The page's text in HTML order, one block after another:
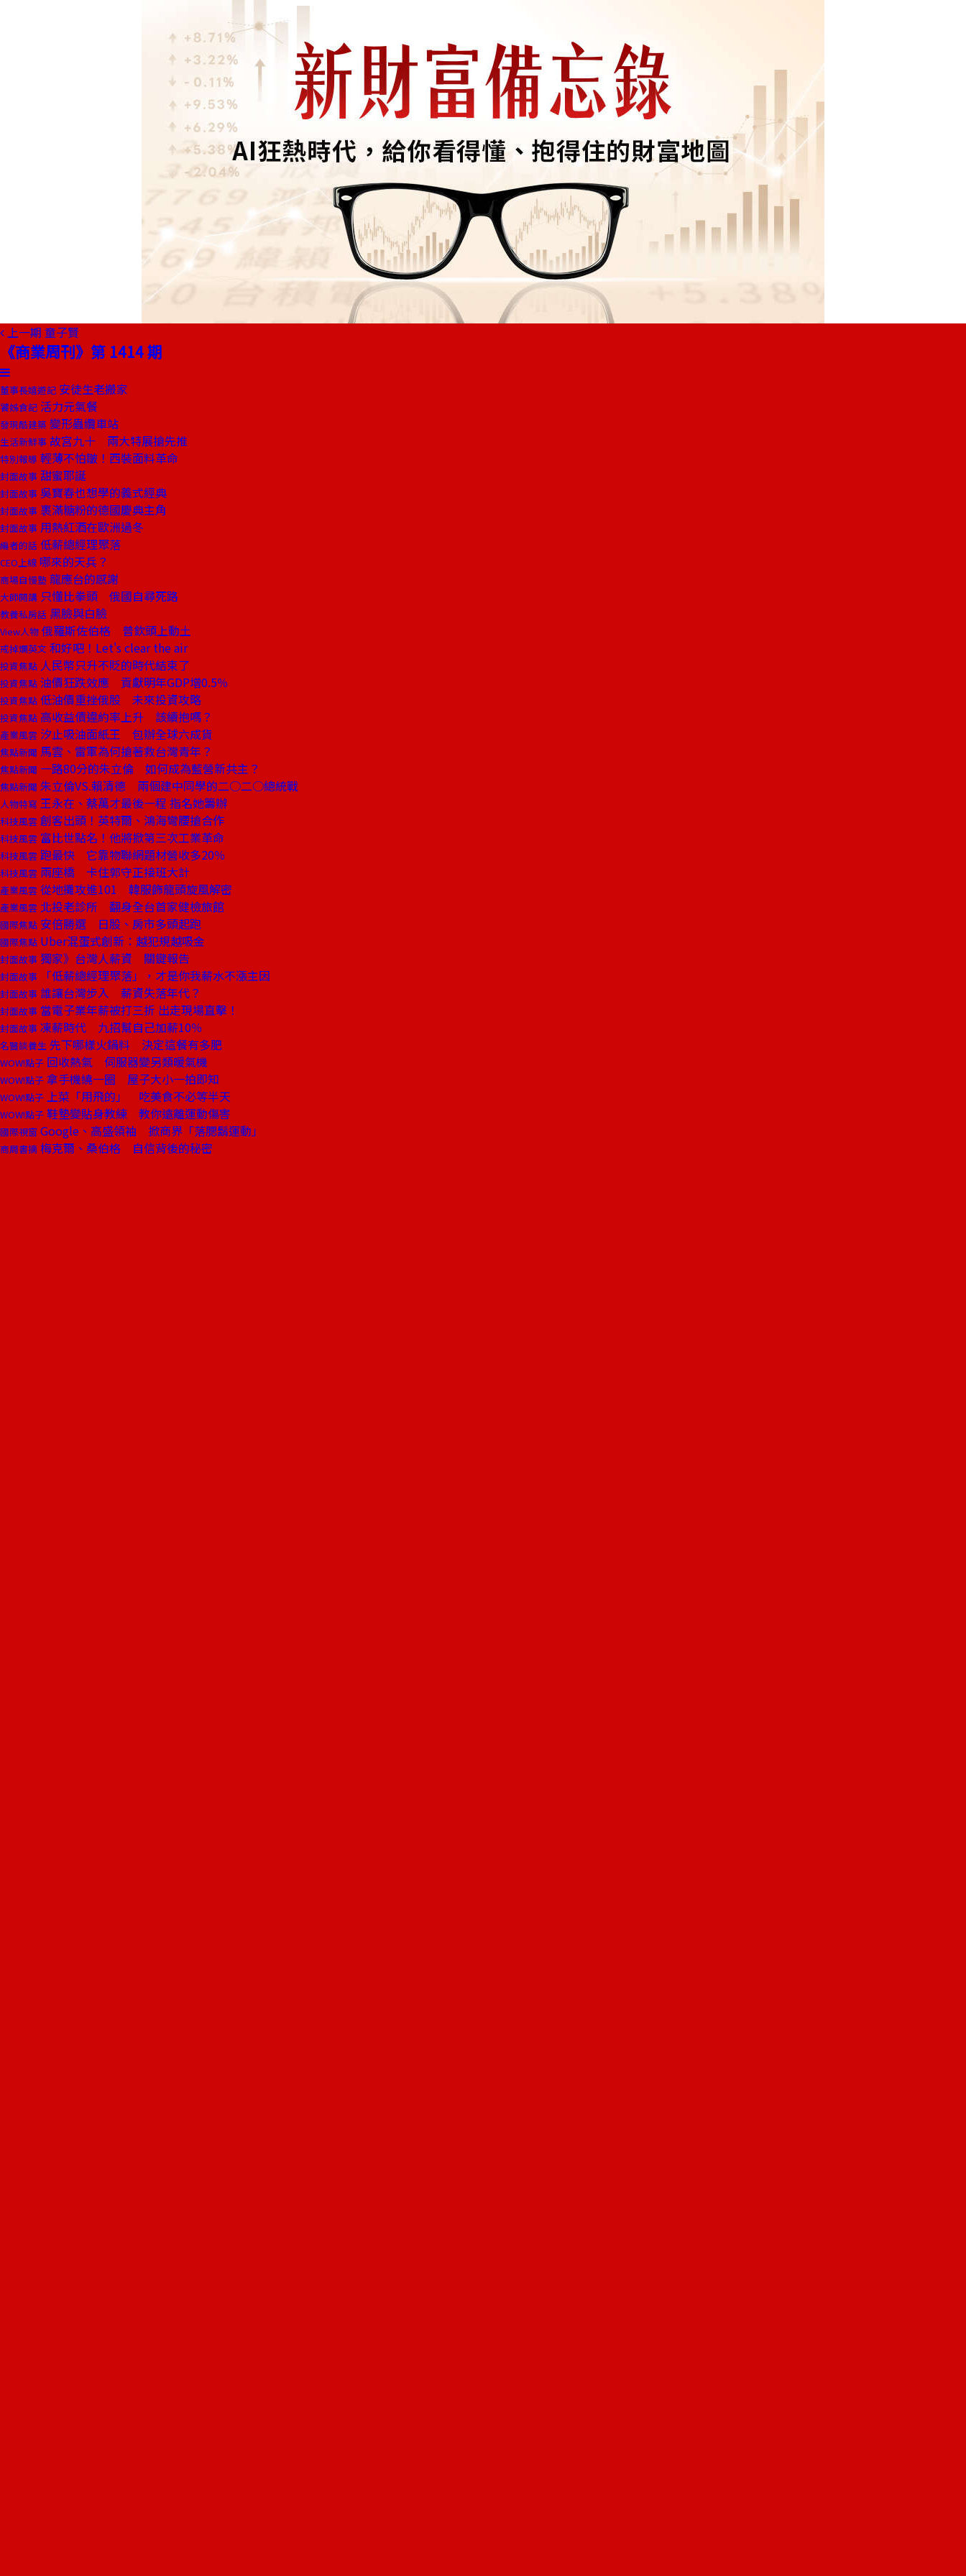
上一期 童子賢
《商業周刊》第 1414 期
董事長嬉遊記 安徒生老搬家
饕姊食記 活力元氣餐
發現酷建築 變形蟲纜車站
生活新鮮事 故宮九十 兩大特展搶先推
特別報導 輕薄不怕皺！西裝面料革命
封面故事 甜蜜耶誕
封面故事 吳寶春也想學的義式經典
封面故事 裹滿糖粉的德國慶典主角
封面故事 用熱紅酒在歐洲過冬
編者的話 低薪總經理聚落
CEO上線 哪來的天兵？
商場自慢塾 龍應台的感謝
大師開講 只懂比拳頭 俄國自尋死路
教養私房話 黑臉與白臉
View人物 俄羅斯佐伯格 普欽頭上動土
戒掉爛英文 和好吧！Let's clear the air
投資焦點 人民幣只升不貶的時代結束了
投資焦點 油價狂跌效應 貢獻明年GDP增0.5％
投資焦點 低油價重挫俄股 未來投資攻略
投資焦點 高收益債違約率上升 該續抱嗎？
產業風雲 汐止吸油面紙王 包辦全球六成貨
焦點新聞 馬雲、雷軍為何搶著救台灣青年？
焦點新聞 一路80分的朱立倫 如何成為藍營新共主？
焦點新聞 朱立倫VS.賴清德 兩個建中同學的二○二○總統戰
人物特寫 王永在、蔡萬才最後一程 指名她籌辦
科技風雲 創客出頭！英特爾、鴻海彎腰搶合作
科技風雲 富比世點名！他將掀第三次工業革命
科技風雲 跑最快 它靠物聯網題材營收多20％
科技風雲 兩座橋 卡住郭守正接班大計
產業風雲 從地攤攻進101 韓服飾龍頭旋風解密
產業風雲 北投老診所 翻身全台首家健檢旅館
國際焦點 安倍勝選 日股、房市多頭起跑
國際焦點 Uber混蛋式創新：越犯規越吸金
封面故事 獨家》台灣人薪資 關鍵報告
封面故事 「低薪總經理聚落」，才是你我薪水不漲主因
封面故事 誰讓台灣步入 薪資失落年代？
封面故事 當電子業年薪被打三折 出走現場直擊！
封面故事 凍薪時代 九招幫自己加薪10％
名醫談養生 先下哪樣火鍋料 決定這餐有多肥
WOW!點子 回收熱氣 伺服器變另類暖氣機
WOW!點子 拿手機繞一圈 屋子大小一拍即知
WOW!點子 上菜「用飛的」 吃美食不必等半天
WOW!點子 鞋墊變貼身教練 教你遠離運動傷害
國際視窗 Google、高盛領袖 掀商界「落腮鬍運動」
商周書摘 梅克爾、桑伯格 自信背後的秘密